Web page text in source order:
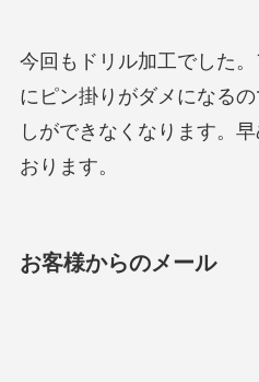
今回もドリル加工でした
にピン掛りがダメになる
しができなくなります。
おります。
お客様からのメール